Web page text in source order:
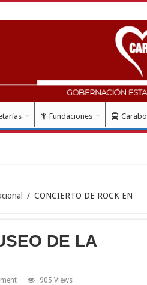
Fundaciones
/ CONCIERTO DE ROCK EN
DE LA
905 Views